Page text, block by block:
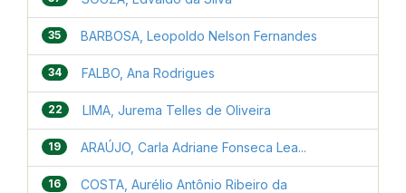
35 BARBOSA, Leopoldo Nelson Fernandes
34 FALBO, Ana Rodrigues
22 LIMA, Jurema Telles de Oliveira
19 ARAÚJO, Carla Adriane Fonseca Lea...
16 COSTA, Aurélio Antônio Ribeiro da